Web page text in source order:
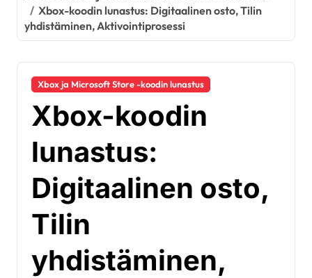
Xbox-koodin lunastus: Digitaalinen osto, Tilin
yhdistäminen, Aktivointiprosessi
Xbox ja Microsoft Store -koodin lunastus
Xbox-koodin
lunastus:
Digitaalinen osto,
Tilin
yhdistäminen,